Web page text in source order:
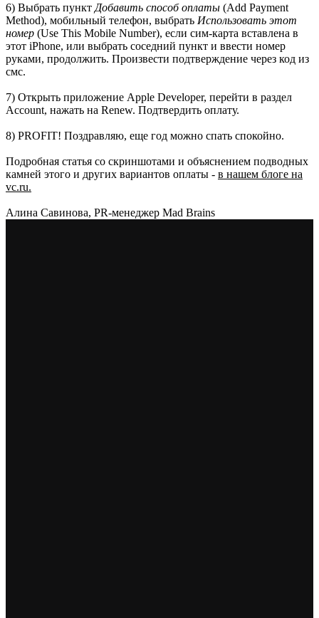
6) Выбрать пункт Добавить способ оплаты (Add Payment
Method), мобильный телефон, выбрать Использовать этот
номер (Use This Mobile Number), если сим-карта вставлена в
этот iPhone, или выбрать соседний пункт и ввести номер
руками, продолжить. Произвести подтверждение через код из
смс.
7) Открыть приложение Apple Developer, перейти в раздел
Account, нажать на Renew. Подтвердить оплату.
8) PROFIT! Поздравляю, еще год можно спать спокойно.
Подробная статья со скриншотами и объяснением подводных
камней этого и других вариантов оплаты - в нашем блоге на
vc.ru.
Алина Савинова, PR-менеджер Mad Brains